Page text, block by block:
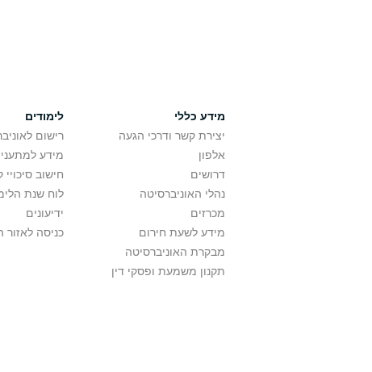
מידע כללי
יצירת קשר ודרכי הגעה
אלפון
דרושים
נהלי האוניברסיטה
מכרזים
מידע לשעת חירום
מבקרת האוניברסיטה
תקנון משמעת ופסקי דין
לימודים
רישום
מידע
חישוב
לוח שנת
ידיעונים
כניסה לאזור